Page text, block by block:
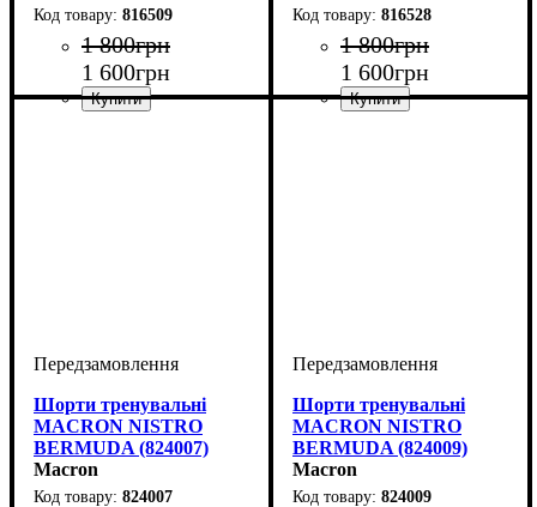
816509
1 800грн
1 600грн
816528
1 800грн
1 600грн
Шорти тренувальні
MACRON NISTRO
BERMUDA (824007)
Macron
824007
Шорти тренувальні
MACRON NISTRO
BERMUDA (824009)
Macron
824009